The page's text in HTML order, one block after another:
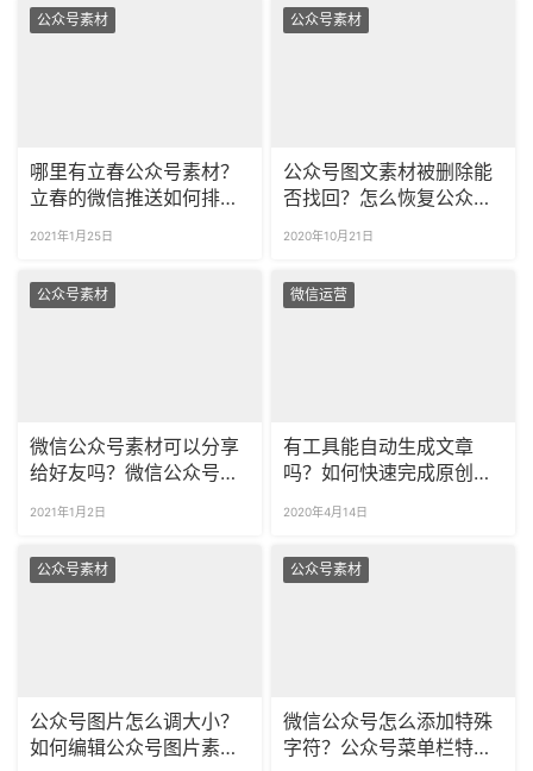
公众号素材
哪里有立春公众号素材？
立春的微信推送如何排
2021年1月25日
公众号素材
公众号图文素材被删除能
否找回？怎么恢复公众号
2020年10月21日
公众号素材
微信公众号素材可以分享
给好友吗？微信公众号素
2021年1月2日
微信运营
有工具能自动生成文章
吗？如何快速完成原创文
2020年4月14日
公众号素材
公众号图片怎么调大小？
如何编辑公众号图片素材
公众号素材
微信公众号怎么添加特殊
字符？公众号菜单栏特殊